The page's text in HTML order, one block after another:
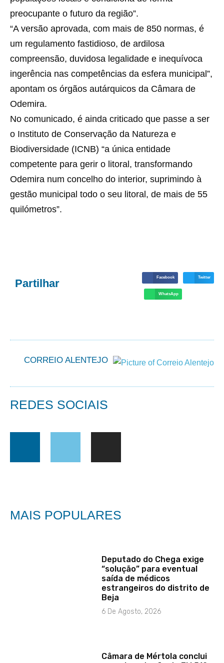
preocupante o futuro da região”.
“A versão aprovada, com mais de 850 normas, é
um regulamento fastidioso, de ardilosa
compreensão, duvidosa legalidade e inequívoca
ingerência nas competências da esfera municipal”,
apontam os órgãos autárquicos da Câmara de
Odemira.
No comunicado, é ainda criticado que passe a ser
o Instituto de Conservação da Natureza e
Biodiversidade (ICNB) “a única entidade
competente para gerir o litoral, transformando
Odemira num concelho do interior, suprimindo à
gestão municipal todo o seu litoral, de mais de 55
quilómetros”.
Partilhar Facebook Twitter
WhatsApp
CORREIO ALENTEJO
REDES SOCIAIS
MAIS POPULARES
Deputado do Chega exige
“solução” para eventual
saída de médicos
estrangeiros do distrito de
Beja
6 De Agosto, 2026
Câmara de Mértola conclui